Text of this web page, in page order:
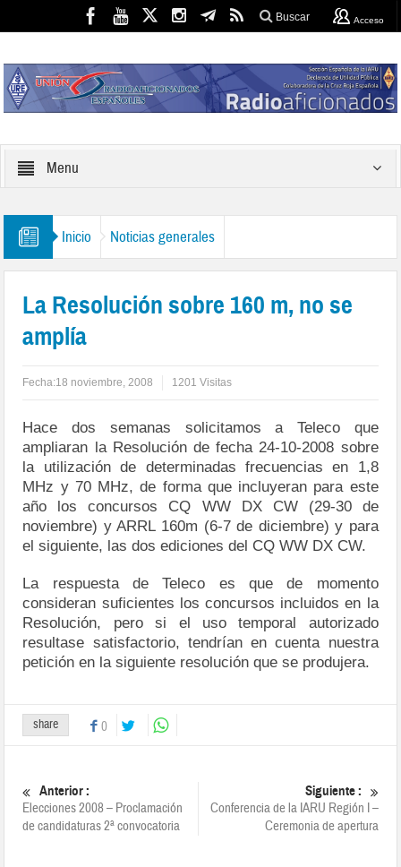
Buscar Acceso
Menu
Inicio Noticias generales
La Resolución sobre 160 m, no se
amplía
Fecha:18 noviembre, 2008 1201 Visitas
Hace dos semanas solicitamos a Teleco que
ampliaran la Resolución de fecha 24-10-2008 sobre
la utilización de determinadas frecuencias en 1,8
MHz y 70 MHz, de forma que incluyeran para este
año los concursos CQ WW DX CW (29-30 de
noviembre) y ARRL 160m (6-7 de diciembre) y para
el siguiente, las dos ediciones del CQ WW DX CW.
La respuesta de Teleco es que de momento
consideran suficientes los concursos incluidos en la
Resolución, pero si el uso temporal autorizado
resultase satisfactorio, tendrían en cuenta nuestra
petición en la siguiente resolución que se produjera.
share 0
Anterior :
Elecciones 2008 – Proclamación
de candidaturas 2ª convocatoria
Siguiente :
Conferencia de la IARU Región I –
Ceremonia de apertura